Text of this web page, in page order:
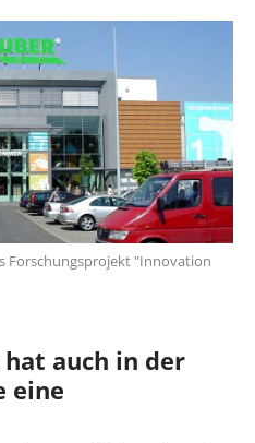
Forschungsprojekt "Innovation
auch in der
eine